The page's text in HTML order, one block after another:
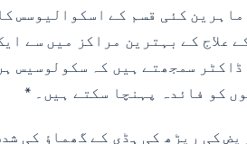
علاج کے بہترین مراکز میں سے
سمجھتے ہیں کہ سکولوسیس
کو فائدہ پہنچا سکتے ہیں۔ *
کی ریڑھ کی ہڈی کے گھماؤ کی